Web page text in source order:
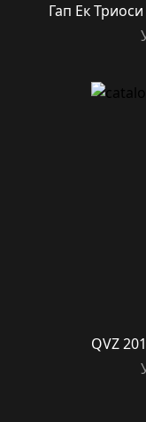
Гап Ек
QVZ